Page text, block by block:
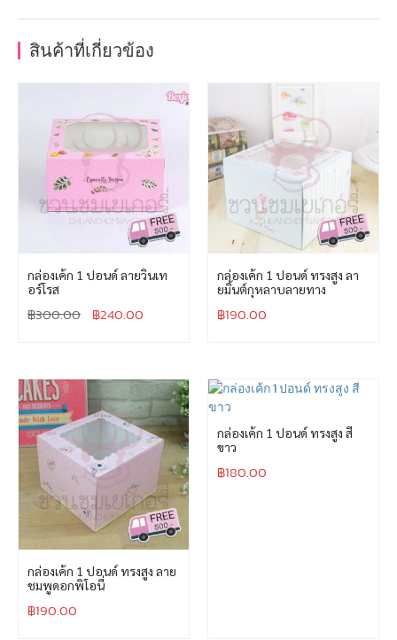
สินค้าที่เกี่ยวข้อง
กล่องเค้ก 1 ปอนด์ ลายวินเท
อร์โรส
฿300.00 ฿240.00
กล่องเค้ก 1 ปอนด์ ทรงสูง ลา
ยมิ้นต์กุหลาบลายทาง
฿190.00
กล่องเค้ก 1 ปอนด์ ทรงสูง ลาย
ชมพูดอกพิโอนี่
฿190.00
กล่องเค้ก 1 ปอนด์ ทรงสูง สี
ขาว
฿180.00